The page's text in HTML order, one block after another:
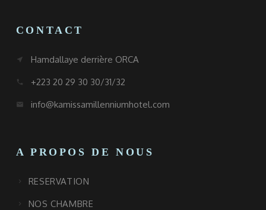
CONTACT
near_me Hamdallaye derrière ORCA
call +223 20 29 30 30/31/32
email info@kamissamillenniumhotel.com
A PROPOS DE NOUS
RESERVATION
NOS CHAMBRE